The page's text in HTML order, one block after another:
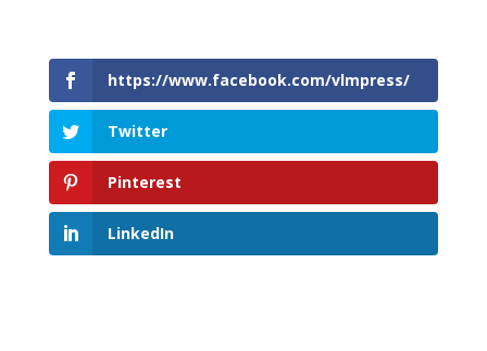
https://www.facebook.com/vlmpress/
Twitter
Pinterest
LinkedIn